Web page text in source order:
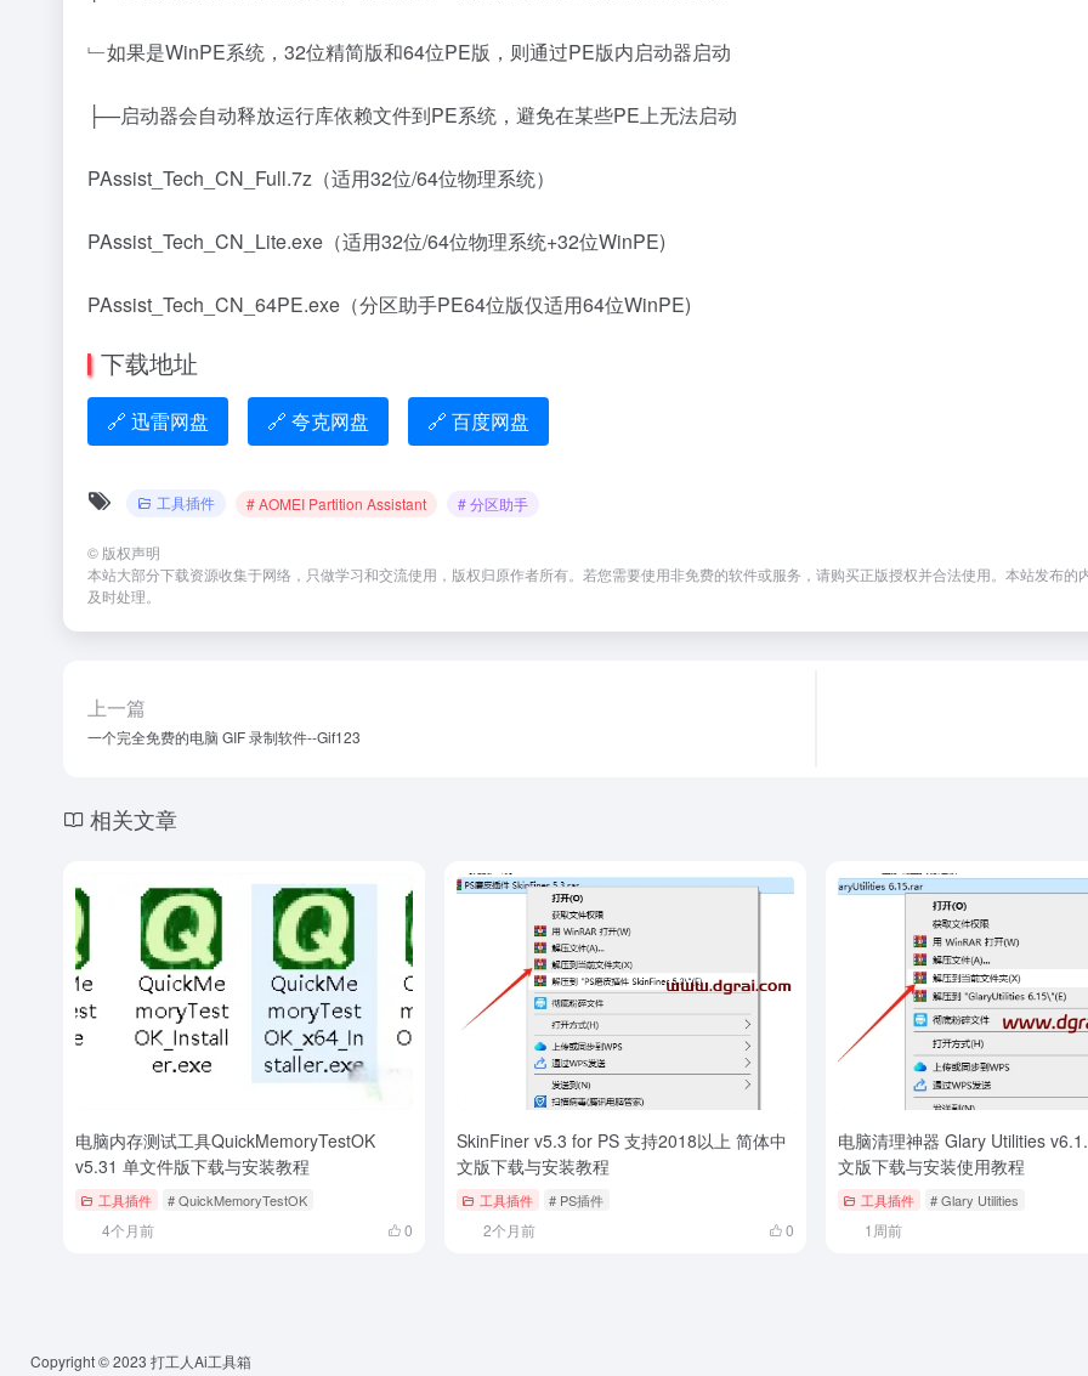
﹂如果是WinPE系统，32位精简版和64位PE版，则通过PE版内启动器启动
├—启动器会自动释放运行库依赖文件到PE系统，避免在某些PE上无法启动
PAssist_Tech_CN_Full.7z（适用32位/64位物理系统）
PAssist_Tech_CN_Lite.exe（适用32位/64位物理系统+32位WinPE)
PAssist_Tech_CN_64PE.exe（分区助手PE64位版仅适用64位WinPE)
下载地址
🔗 迅雷网盘 🔗 夸克网盘 🔗 百度网盘
工具插件 # AOMEI Partition Assistant # 分区助手
© 版权声明
本站大部分下载资源收集于网络，只做学习和交流使用，版权归原作者所有。若您需要使用非免费的软件或服务，请购买正版授权并合法使用。本站发布
及时处理。
上一篇
一个完全免费的电脑 GIF 录制软件--Gif123
相关文章
电脑内存测试工具QuickMemoryTestOK
v5.31 单文件版下载与安装教程
工具插件 # QuickMemoryTestOK
4个月前 0
SkinFiner v5.3 for PS 支持2018以上 简体中
文版下载与安装教程
工具插件 # PS插件
2个月前 0
电脑清理神器 Glary Utilities
文版下载与安装使用教程
工具插件 # Glary Utilities
1周前
Copyright © 2023 打工人Ai工具箱